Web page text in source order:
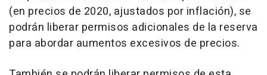
(en precios de 2020, ajustados por inflación), se
podrán liberar permisos adicionales de la reserva
para abordar aumentos excesivos de precios.